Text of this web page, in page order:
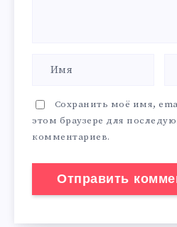
Сохранить моё имя,
этом браузере для
комментариев.